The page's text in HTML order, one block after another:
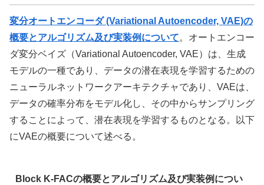
変分オートエンコーダ (Variational Autoencoder, VAE)の
概要とアルゴリズム及び実装例について。オートエンコー
ダ変分ベイズ（Variational Autoencoder, VAE）は、生成
モデルの一種であり、データの潜在表現を学習するための
ニューラルネットワークアーキテクチャであり、VAEは、
データの確率分布をモデル化し、その中からサンプリング
することによって、潜在表現を学習するものとなる。以下
にVAEの概要について述べる。
Block K-FACの概要とアルゴリズム及び実装例につい